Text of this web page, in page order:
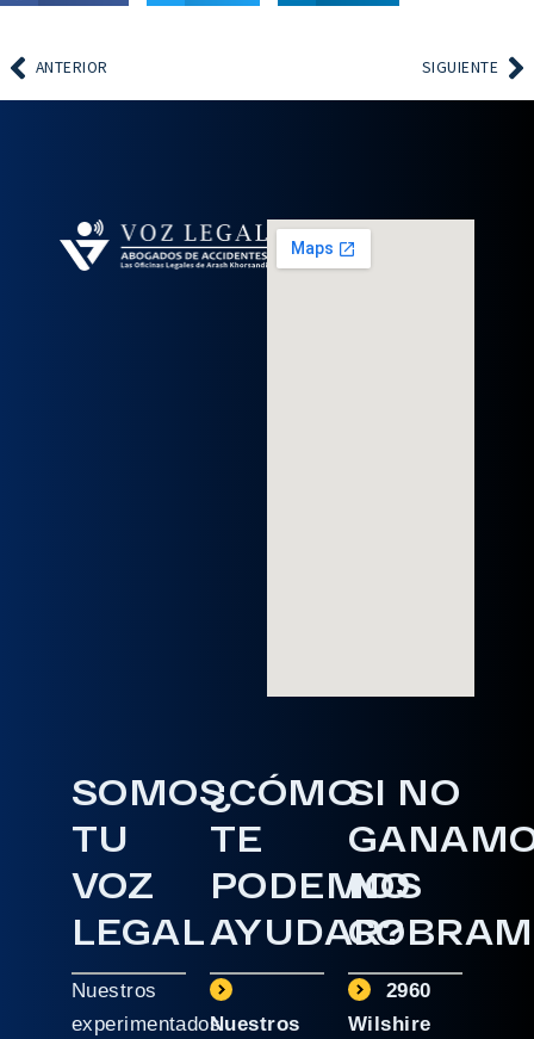
ANTERIOR SIGUIENTE
SOMOS
TU
VOZ
LEGAL
Nuestros
experimentados
¿CÓMO
TE
PODEMOS
AYUDAR?
Nuestros
SI NO
NO
2960
Wilshire